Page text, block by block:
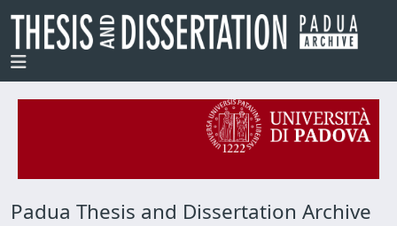
Padua Thesis and Dissertation Archive